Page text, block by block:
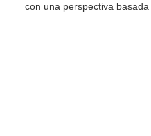
con una perspectiva basada